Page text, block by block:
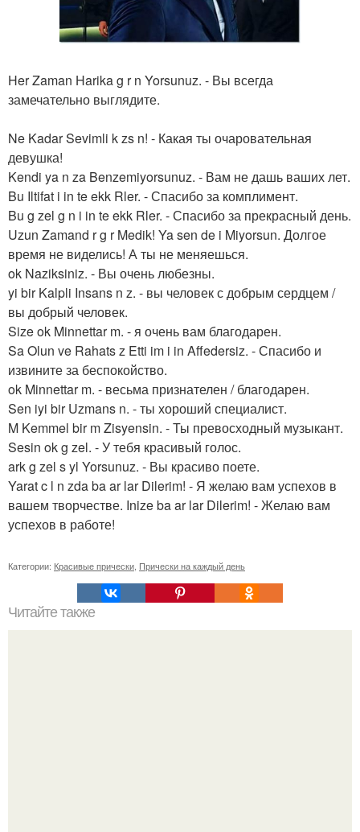
Her Zaman Harika g r n Yorsunuz. - Вы всегда
замечательно выглядите.
Ne Kadar Sevimli k zs n! - Какая ты очаровательная
девушка!
Kendi ya n za Benzemiyorsunuz. - Вам не дашь ваших лет.
Bu Iltifat i in te ekk Rler. - Спасибо за комплимент.
Bu g zel g n i in te ekk Rler. - Спасибо за прекрасный день.
Uzun Zamand r g r Medik! Ya sen de i Miyorsun. Долгое
время не виделись! А ты не меняешься.
ok Naziksiniz. - Вы очень любезны.
yi bir Kalpli Insans n z. - вы человек с добрым сердцем /
вы добрый человек.
Size ok Minnettar m. - я очень вам благодарен.
Sa Olun ve Rahats z Etti im i in Affedersiz. - Спасибо и
извините за беспокойство.
ok Minnettar m. - весьма признателен / благодарен.
Sen iyi bir Uzmans n. - ты хороший специалист.
M Kemmel bir m Zisyensin. - Ты превосходный музыкант.
Sesin ok g zel. - У тебя красивый голос.
ark g zel s yl Yorsunuz. - Вы красиво поете.
Yarat c l n zda ba ar lar Dilerim! - Я желаю вам успехов в
вашем творчестве. Inize ba ar lar Dilerim! - Желаю вам
успехов в работе!
Категории: Красивые прически Прически на каждый день
Читайте также